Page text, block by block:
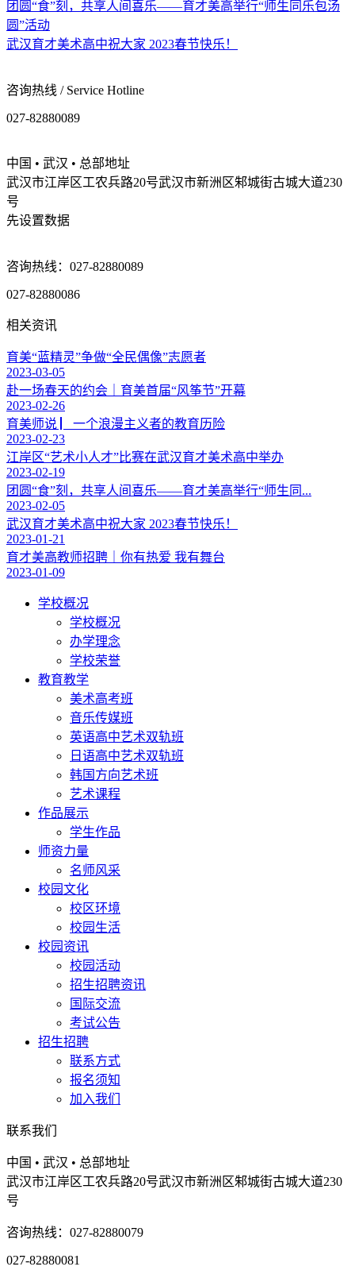
团圆“食”刻，共享人间喜乐——育才美高举行“师生同乐包汤
圆”活动
武汉育才美术高中祝大家 2023春节快乐！
咨询热线 / Service Hotline
027-82880089
中国 • 武汉 • 总部地址
武汉市江岸区工农兵路20号武汉市新洲区邾城街古城大道230
号
先设置数据
咨询热线：027-82880089
027-82880086
相关资讯
育美“蓝精灵”争做“全民偶像”志愿者
2023-03-05
赴一场春天的约会｜育美首届“风筝节”开幕
2023-02-26
育美师说 ▏一个浪漫主义者的教育历险
2023-02-23
江岸区“艺术小人才”比赛在武汉育才美术高中举办
2023-02-19
团圆“食”刻，共享人间喜乐——育才美高举行“师生同...
2023-02-05
武汉育才美术高中祝大家 2023春节快乐！
2023-01-21
育才美高教师招聘｜你有热爱 我有舞台
2023-01-09
学校概况
学校概况
办学理念
学校荣誉
教育教学
美术高考班
音乐传媒班
英语高中艺术双轨班
日语高中艺术双轨班
韩国方向艺术班
艺术课程
作品展示
学生作品
师资力量
名师风采
校园文化
校区环境
校园生活
校园资讯
校园活动
招生招聘资讯
国际交流
考试公告
招生招聘
联系方式
报名须知
加入我们
联系我们
中国 • 武汉 • 总部地址
武汉市江岸区工农兵路20号武汉市新洲区邾城街古城大道230
号
咨询热线：027-82880079
027-82880081